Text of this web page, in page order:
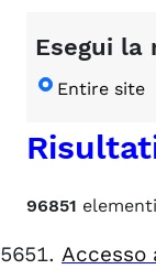
Esegui la
Entire site
96851